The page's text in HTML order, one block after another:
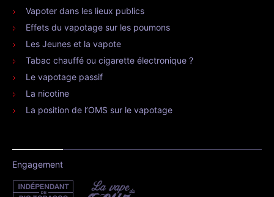
Vapoter dans les lieux publics
Effets du vapotage sur les poumons
Les Jeunes et la vapote
Tabac chauffé ou cigarette électronique ?
Le vapotage passif
La nicotine
La position de l’OMS sur le vapotage
Engagement